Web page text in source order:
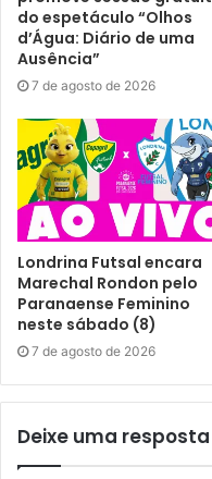
do espetáculo “Olhos
d’Água: Diário de uma
Ausência”
7 de agosto de 2026
Londrina Futsal encara
Marechal Rondon pelo
Paranaense Feminino
neste sábado (8)
7 de agosto de 2026
Deixe uma resposta